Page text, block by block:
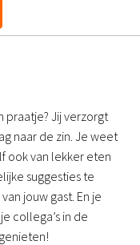
praatje? Jij verzorgt
naar de zin. Je weet
ook van lekker eten
suggesties te
jouw gast. En je
collega’s in de